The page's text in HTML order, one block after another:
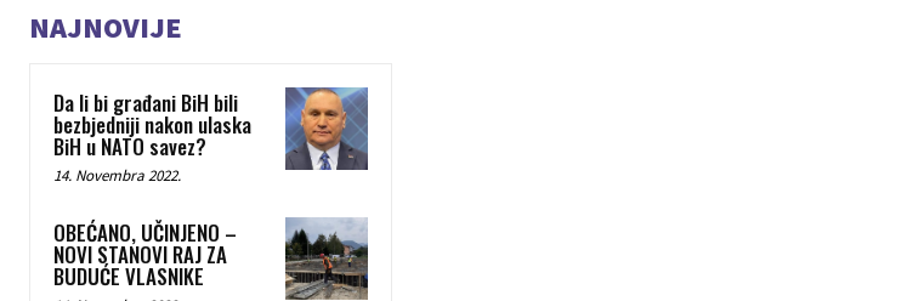
NAJNOVIJE
Da li bi građani BiH bili
bezbjedniji nakon ulaska
BiH u NATO savez?
14. Novembra 2022.
OBEĆANO, UČINJENO –
NOVI STANOVI RAJ ZA
BUDUĆE VLASNIKE